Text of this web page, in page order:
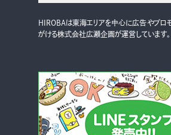
HIROBAは東海エリアを中心に広告やプロ
がける株式会社広瀬企画が運営しています。